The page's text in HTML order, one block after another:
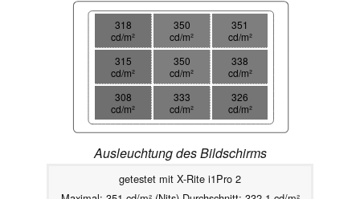
318
cd/m²
350
cd/m²
351
cd/m²
315
cd/m²
350
cd/m²
338
cd/m²
308
cd/m²
333
cd/m²
326
cd/m²
Ausleuchtung des Bildschirms
getestet mit X-Rite i1Pro 2